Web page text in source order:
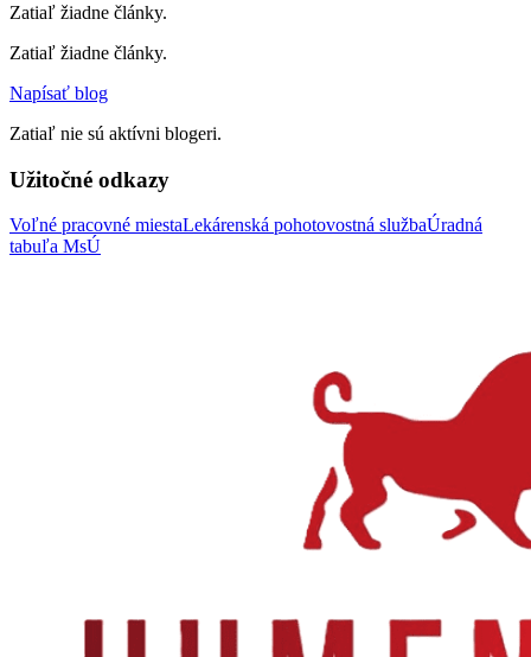
Zatiaľ žiadne články.
Zatiaľ žiadne články.
Napísať blog
Zatiaľ nie sú aktívni blogeri.
Užitočné odkazy
Voľné pracovné miestaLekárenská pohotovostná službaÚradná
tabuľa MsÚ